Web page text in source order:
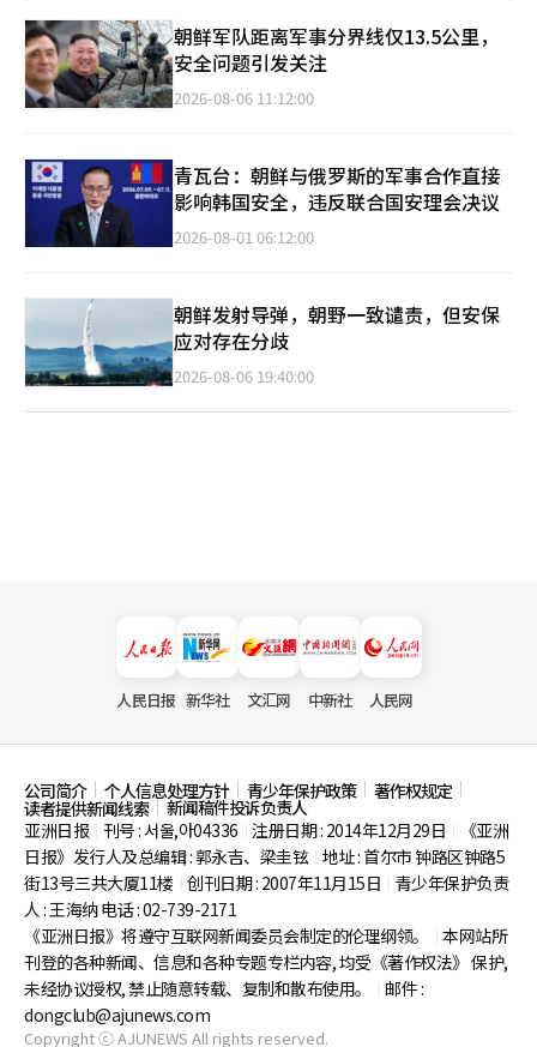
朝鲜军队距离军事分界线仅13.5公里，
安全问题引发关注
2026-08-06 11:12:00
青瓦台：朝鲜与俄罗斯的军事合作直接
影响韩国安全，违反联合国安理会决议
2026-08-01 06:12:00
朝鲜发射导弹，朝野一致谴责，但安保
应对存在分歧
2026-08-06 19:40:00
人民日报 新华社 文汇网 中新社 人民网
公司简介 个人信息处理方针 青少年保护政策 著作权规定
读者提供新闻线索
新闻稿件投诉负责人
亚洲日报
刊号 : 서울,아04336 注册日期 : 2014年12月29日
《亚洲
日报》发行人及总编辑 : 郭永吉、梁圭铉 地址 : 首尔市钟路区钟路5
街13号三共大厦11楼 创刊日期 : 2007年11月15日
青少年保护负责
人 : 王海纳 电话 : 02-739-2171
《亚洲日报》将遵守互联网新闻委员会制定的伦理纲领。
本网站所
刊登的各种新闻、信息和各种专题专栏内容, 均受《著作权法》 保护,
未经协议授权, 禁止随意转载、复制和散布使用。
邮件 :
dongclub@ajunews.com
Copyright ⓒ AJUNEWS All rights reserved.